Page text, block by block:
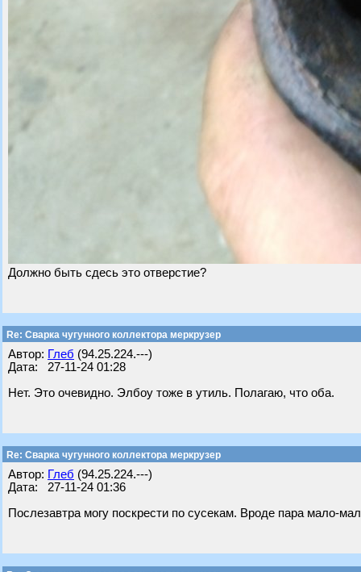
Должно быть сдесь это отверстие?
Re: Сварка чугунного коллектора меркрузер
Автор: Глеб (94.25.224.---)
Дата: 27-11-24 01:28
Нет. Это очевидно. Элбоу тоже в утиль. Полагаю, что оба.
Re: Сварка чугунного коллектора меркрузер
Автор: Глеб (94.25.224.---)
Дата: 27-11-24 01:36
Послезавтра могу поскрести по сусекам. Вроде пара мало-